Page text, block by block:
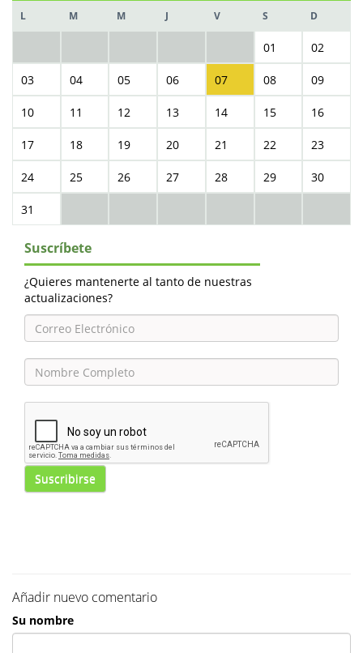
L M M J V S D
01 02
03 04 05 06 07 08 09
10 11 12 13 14 15 16
17 18 19 20 21 22 23
24 25 26 27 28 29 30
31
Suscríbete
¿Quieres mantenerte al tanto de nuestras
actualizaciones?
Suscribirse
Añadir nuevo comentario
Su nombre